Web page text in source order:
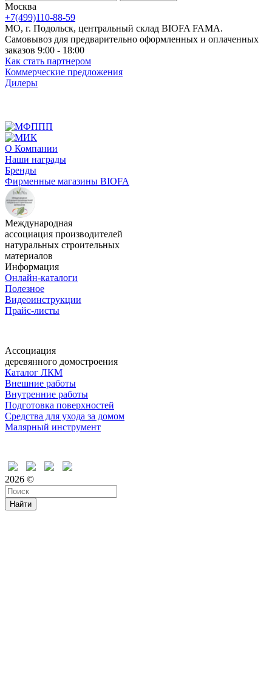
Москва
+7(499)110-88-59
МО, г. Подольск, центральный склад BIOFA FAMA.
Самовывоз для предварительно оформленных и оплаченных
заказов 9:00 - 18:00
Как стать партнером
Коммерческие предложения
Дилеры
О Компании
Наши награды
Бренды
Фирменные магазины BIOFA
Международная
ассоциация производителей
натуральных строительных
материалов
Информация
Онлайн-каталоги
Полезное
Видеоинструкции
Прайс-листы
Ассоциация
деревянного домостроения
Каталог ЛКМ
Внешние работы
Внутренние работы
Подготовка поверхностей
Средства для ухода за домом
Малярный инструмент
2026 ©
Найти